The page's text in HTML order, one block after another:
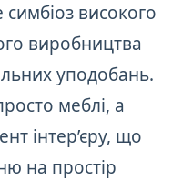
високого
виробництва
уподобань.
меблі, а
інтер’єру, що
на простір